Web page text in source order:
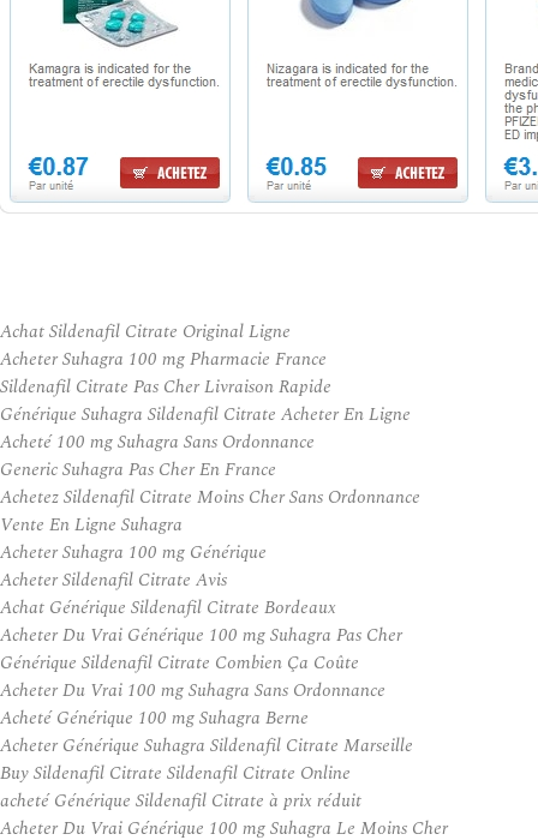
Achat Sildenafil Citrate Original Ligne
Acheter Suhagra 100 mg Pharmacie France
Sildenafil Citrate Pas Cher Livraison Rapide
Générique Suhagra Sildenafil Citrate Acheter En Ligne
Acheté 100 mg Suhagra Sans Ordonnance
Generic Suhagra Pas Cher En France
Achetez Sildenafil Citrate Moins Cher Sans Ordonnance
Vente En Ligne Suhagra
Acheter Suhagra 100 mg Générique
Acheter Sildenafil Citrate Avis
Achat Générique Sildenafil Citrate Bordeaux
Acheter Du Vrai Générique 100 mg Suhagra Pas Cher
Générique Sildenafil Citrate Combien Ça Coûte
Acheter Du Vrai 100 mg Suhagra Sans Ordonnance
Acheté Générique 100 mg Suhagra Berne
Acheter Générique Suhagra Sildenafil Citrate Marseille
Buy Sildenafil Citrate Sildenafil Citrate Online
acheté Générique Sildenafil Citrate à prix réduit
Acheter Du Vrai Générique 100 mg Suhagra Le Moins Cher